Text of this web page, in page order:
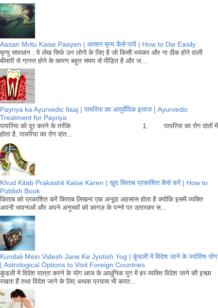
Aasan Mritu Kaise Paayen | आसान मृत्य कैसे पायें | How to Die Easily
मृत्यु सावधान : ये लेख सिर्फ उन लोगो के लिए है जो किसी भयंकर और ना ठीक होने वाली
बीमारी से ग्रस्त होने के कारण बहुत समय से पीड़ित है और ज...
Payriya ka Ayurvedic Ilaaj | पायरिया का आयुर्वेदिक इलाज | Ayurvedic
Treatment for Payriya
पायरिया को दूर करने के तरीके 1. पायरिया का रोग दांतों में
होता है. पायरिया का रोग दांत...
Khud Kitab Prakashit Kaise Karen | खुद किताब प्रकाशित कैसे करें | How to
Publish Book
किताब को प्रकाशित करें किताब लिखना एक अनूठा अहसास होता है क्योकि इसमें व्यक्ति
अपनी भावनाओं और अपने अनुभवों को कागज़ के पन्नो पर उतारकर स...
Kundali Mein Videsh Jane Ke Jyotish Yog | कुंडली में विदेश जाने के ज्योतिष योग
| Astrological Options to Visit Foreign Countries
कुंडली में विदेश यात्रा करने के योग आज के आधुनिक युग में हर व्यक्ति विदेश जाने की इच्छा
रखता हैं तथा विदेश जाने के लिए अथक प्रयास भी करत...